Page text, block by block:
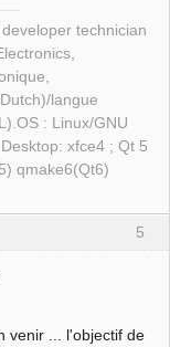
technician
langue
: Linux/GNU
xfce4 ; Qt 5
qmake6(Qt6)
5
venir ... l'objectif de